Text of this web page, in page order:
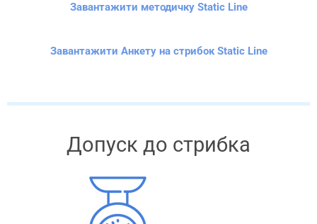
Завантажити методичку Static Line
Завантажити Анкету на стрибок Static Line
Допуск до стрибка